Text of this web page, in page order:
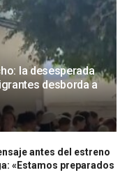
la desesperada
desborda a
antes del estreno
«Estamos preparados